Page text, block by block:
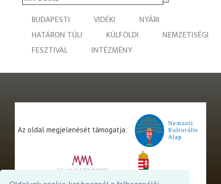
BUDAPESTI VIDÉKI
NYÁRI
HATÁRON TÚLI
KÜLFÖLDI
NEMZETISÉGI
FESZTIVÁL
INTÉZMÉNY
Az oldal megjelenését támogatja: